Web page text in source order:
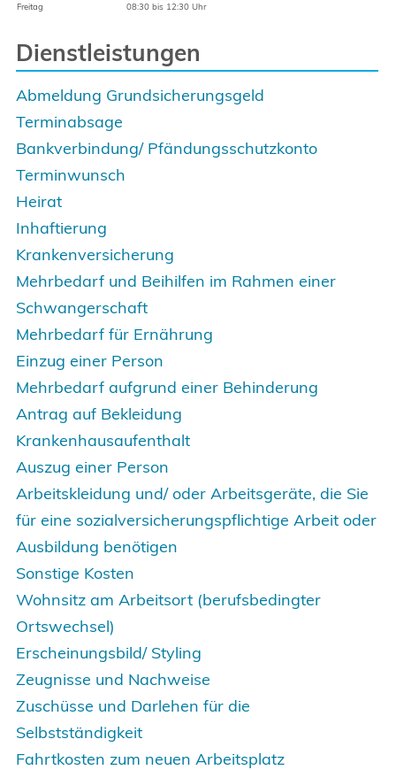
Freitag
08:30 bis 12:30 Uhr
Dienstleistungen
Abmeldung Grundsicherungsgeld
Terminabsage
Bankverbindung/ Pfändungsschutzkonto
Terminwunsch
Heirat
Inhaftierung
Krankenversicherung
Mehrbedarf und Beihilfen im Rahmen einer
Schwangerschaft
Mehrbedarf für Ernährung
Einzug einer Person
Mehrbedarf aufgrund einer Behinderung
Antrag auf Bekleidung
Krankenhausaufenthalt
Auszug einer Person
Arbeitskleidung und/ oder Arbeitsgeräte, die Sie
für eine sozialversicherungspflichtige Arbeit oder
Ausbildung benötigen
Sonstige Kosten
Wohnsitz am Arbeitsort (berufsbedingter
Ortswechsel)
Erscheinungsbild/ Styling
Zeugnisse und Nachweise
Zuschüsse und Darlehen für die
Selbstständigkeit
Fahrtkosten zum neuen Arbeitsplatz